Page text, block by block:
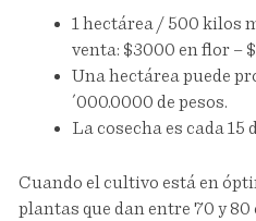
1 hectárea / 500 kilos
venta: $3000 en flor –
Una hectárea puede
´000.0000 de pesos.
La cosecha es cada 15
Cuando el cultivo está en
plantas que dan entre 70 y